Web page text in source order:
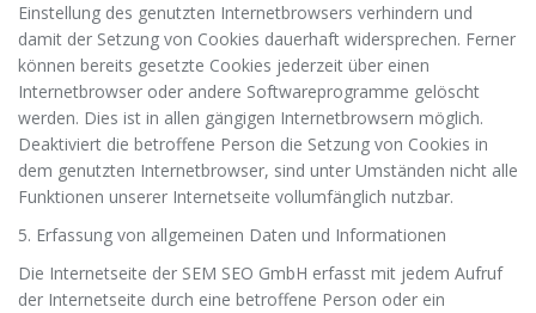
Einstellung des genutzten Internetbrowsers verhindern und
damit der Setzung von Cookies dauerhaft widersprechen. Ferner
können bereits gesetzte Cookies jederzeit über einen
Internetbrowser oder andere Softwareprogramme gelöscht
werden. Dies ist in allen gängigen Internetbrowsern möglich.
Deaktiviert die betroffene Person die Setzung von Cookies in
dem genutzten Internetbrowser, sind unter Umständen nicht alle
Funktionen unserer Internetseite vollumfänglich nutzbar.
5. Erfassung von allgemeinen Daten und Informationen
Die Internetseite der SEM SEO GmbH erfasst mit jedem Aufruf
der Internetseite durch eine betroffene Person oder ein